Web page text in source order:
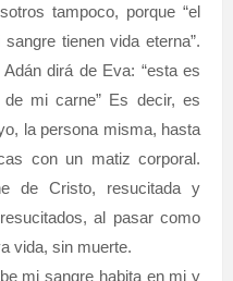
tampoco, porque “el
tienen vida eterna”.
dirá de Eva: “esta es
mi carne” Es decir, es
la persona misma, hasta
con un matiz corporal.
de Cristo, resucitada y
al pasar como
vida, sin muerte.
mi sangre habita en mi y